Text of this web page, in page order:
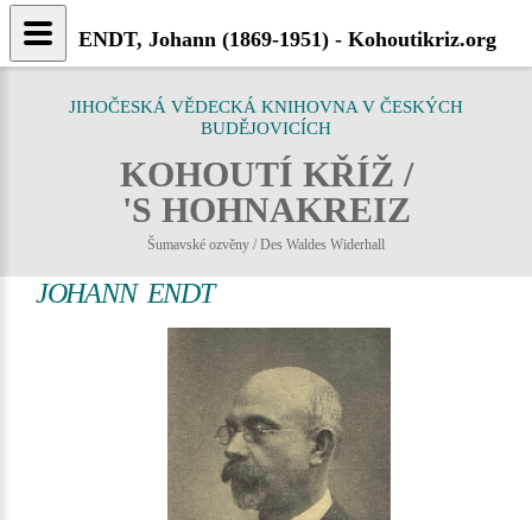
JIHOČESKÁ VĚDECKÁ KNIHOVNA V ČESKÝCH
BUDĚJOVICÍCH
KOHOUTÍ KŘÍŽ /
'S HOHNAKREIZ
Šumavské ozvěny / Des Waldes Widerhall
JOHANN ENDT
ENDT, Johann (1869-1951) - Kohoutikriz.org